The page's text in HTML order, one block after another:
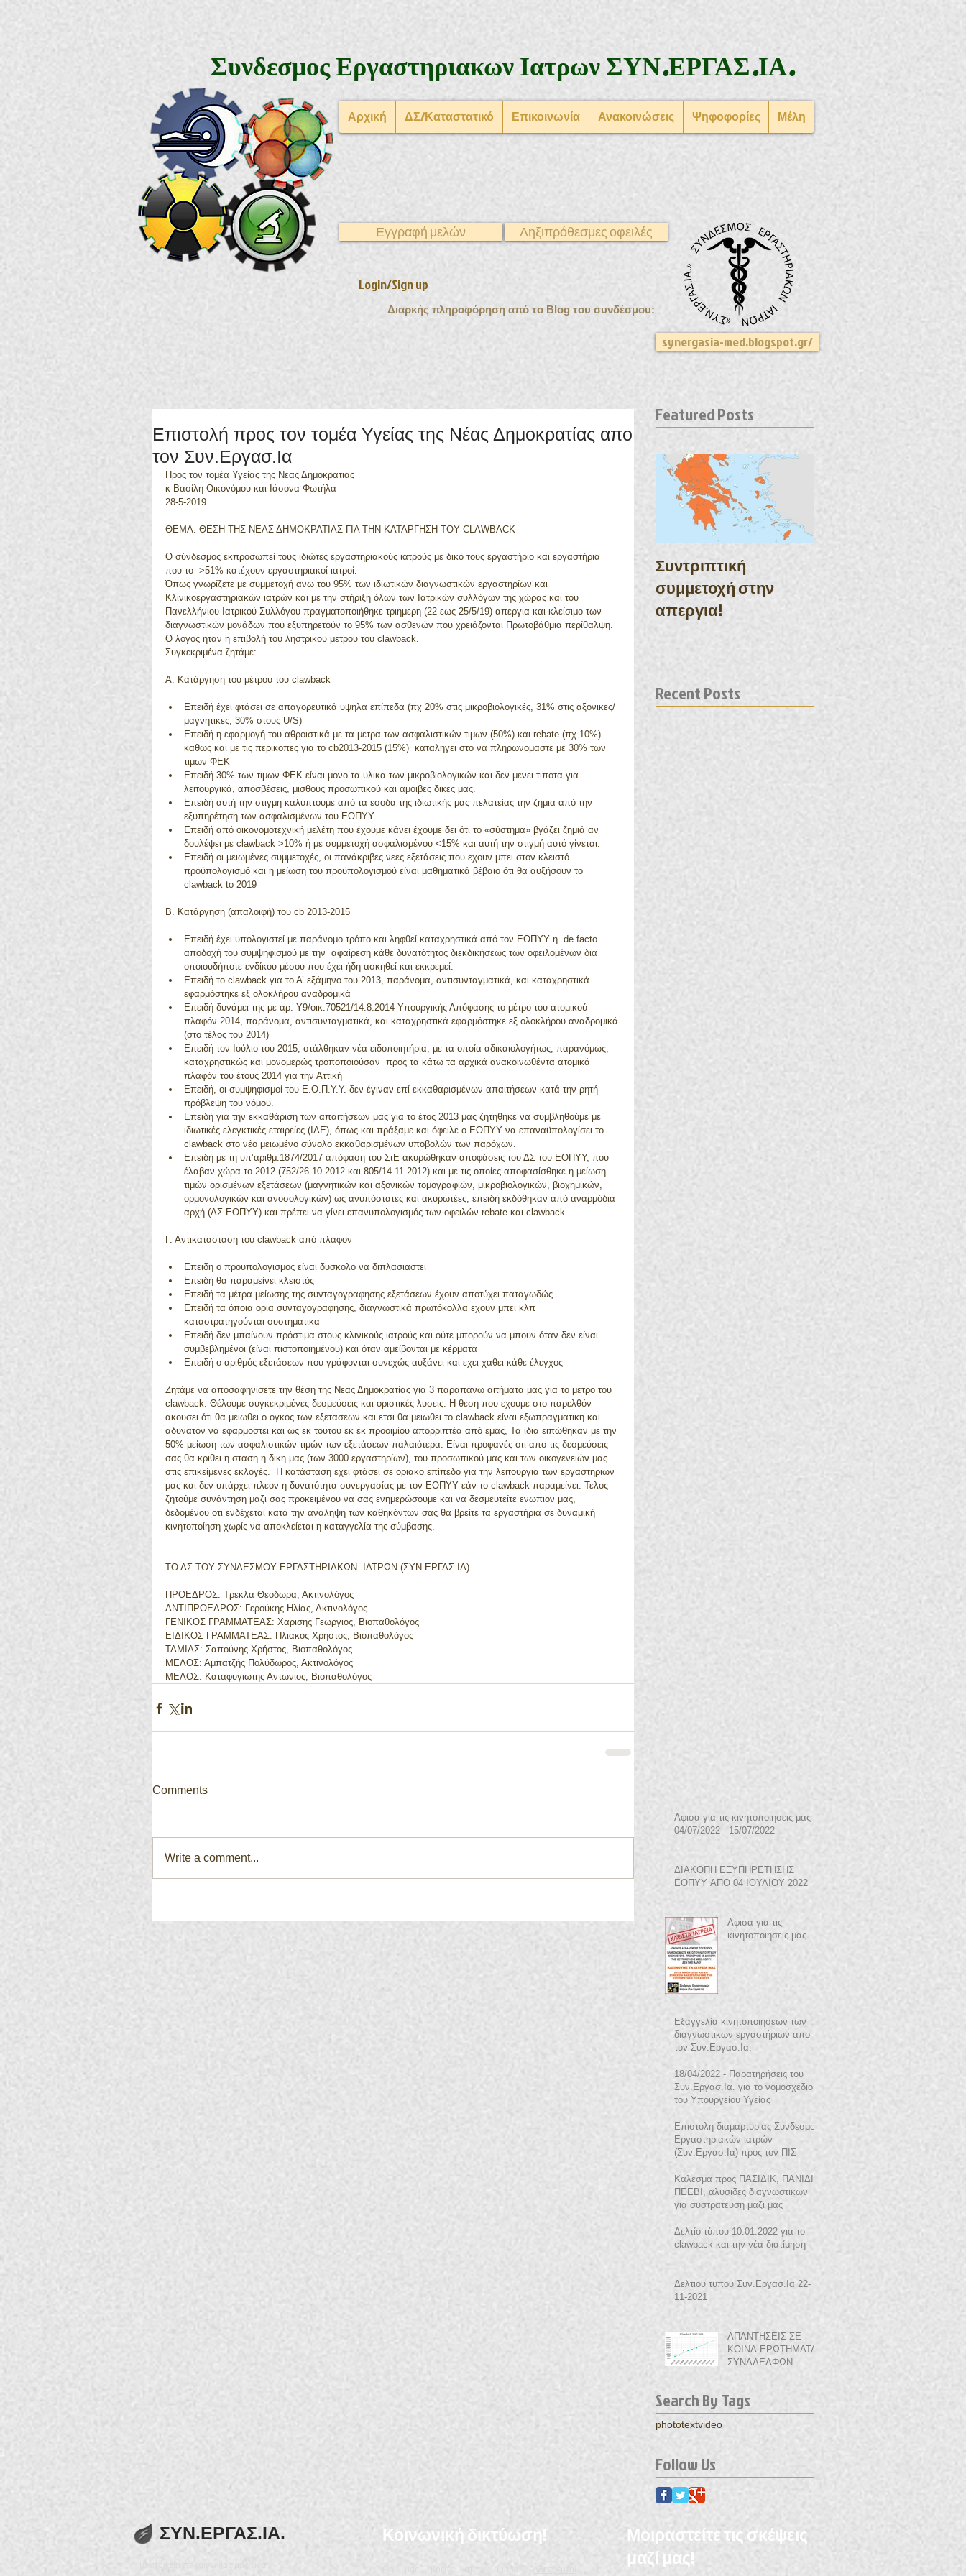
Συνδεσμος Εργαστηριακων ΙατρωνΣΥΝ.ΕΡΓΑΣ.ΙΑ.
Αρχική ΔΣ/Καταστατικό Επικοινωνία Ανακοινώσεις Ψηφοφορίες Μέλη
Διαρκής πληροφόρηση από το Blog του συνδέσμου:
Login/Sign up
Εγγραφή μελών Ληξιπρόθεσμες οφειλές
synergasia-med.blogspot.gr/
Επιστολή προς τον τομέα Υγείας της Νέας Δημοκρατίας απο
τον Συν.Εργασ.Ια
Προς τον τομέα Υγείας της Νεας Δημοκρατιας
κ Βασίλη Οικονόμου και Ιάσονα Φωτήλα
28-5-2019
ΘΕΜΑ: ΘΕΣΗ ΤΗΣ ΝΕΑΣ ΔΗΜΟΚΡΑΤΙΑΣ ΓΙΑ ΤΗΝ ΚΑΤΑΡΓΗΣΗ ΤΟΥ CLAWBACK
Ο σύνδεσμος εκπροσωπεί τους ιδιώτες εργαστηριακούς ιατρούς με δικό τους εργαστήριο και εργαστήρια
που το  >51% κατέχουν εργαστηριακοί ιατροί.
Όπως γνωρίζετε με συμμετοχή ανω του 95% των ιδιωτικών διαγνωστικών εργαστηρίων και
Κλινικοεργαστηριακών ιατρών και με την στήριξη όλων των Ιατρικών συλλόγων της χώρας και του
Πανελλήνιου Ιατρικού Συλλόγου πραγματοποιήθηκε τριημερη (22 εως 25/5/19) απεργια και κλείσιμο των
διαγνωστικών μονάδων που εξυπηρετούν το 95% των ασθενών που χρειάζονται Πρωτοβάθμια περίθαλψη.
Ο λογος ηταν η επιβολή του ληστρικου μετρου του clawback.
Συγκεκριμένα ζητάμε:
Α. Κατάργηση του μέτρου του clawback
Επειδή έχει φτάσει σε απαγορευτικά υψηλα επίπεδα (πχ 20% στις μικροβιολογικές, 31% στις αξονικες/
μαγνητικες, 30% στους U/S)
Επειδή η εφαρμογή του αθροιστικά με τα μετρα των ασφαλιστικών τιμων (50%) και rebate (πχ 10%)
καθως και με τις περικοπες για το cb2013-2015 (15%)  καταληγει στο να πληρωνομαστε με 30% των
τιμων ΦΕΚ
Επειδή 30% των τιμων ΦΕΚ είναι μονο τα υλικα των μικροβιολογικών και δεν μενει τιποτα για
λειτουργικά, αποσβέσεις, μισθους προσωπικού και αμοιβες δικες μας.
Επειδή αυτή την στιγμη καλύπτουμε από τα εσοδα της ιδιωτικής μας πελατείας την ζημια από την
εξυπηρέτηση των ασφαλισμένων του ΕΟΠΥΥ
Επειδή από οικονομοτεχνική μελέτη που έχουμε κάνει έχουμε δει ότι το «σύστημα» βγάζει ζημιά αν
δουλέψει με clawback >10% ή με συμμετοχή ασφαλισμένου <15% και αυτή την στιγμή αυτό γίνεται.
Επειδή οι μειωμένες συμμετοχές, οι πανάκριβες νεες εξετάσεις που εχουν μπει στον κλειστό
προϋπολογισμό και η μείωση του προϋπολογισμού είναι μαθηματικά βέβαιο ότι θα αυξήσουν το
clawback to 2019
Β. Κατάργηση (απαλοιφή) του cb 2013-2015
Επειδή έχει υπολογιστεί με παράνομο τρόπο και ληφθεί καταχρηστικά από τον ΕΟΠΥΥ η  de facto
αποδοχή του συμψηφισμού με την  αφαίρεση κάθε δυνατότητος διεκδικήσεως των οφειλομένων δια
οποιουδήποτε ενδίκου μέσου που έχει ήδη ασκηθεί και εκκρεμεί.
Επειδή το clawback για το Α’ εξάμηνο του 2013, παράνομα, αντισυνταγματικά, και καταχρηστικά
εφαρμόστηκε εξ ολοκλήρου αναδρομικά
Επειδή δυνάμει της με αρ. Υ9/οικ.70521/14.8.2014 Υπουργικής Απόφασης το μέτρο του ατομικού
πλαφόν 2014, παράνομα, αντισυνταγματικά, και καταχρηστικά εφαρμόστηκε εξ ολοκλήρου αναδρομικά
(στο τέλος του 2014)
Επειδή τον Ιούλιο του 2015, στάλθηκαν νέα ειδοποιητήρια, με τα οποία αδικαιολογήτως, παρανόμως,
καταχρηστικώς και μονομερώς τροποποιούσαν  προς τα κάτω τα αρχικά ανακοινωθέντα ατομικά
πλαφόν του έτους 2014 για την Αττική
Επειδή, οι συμψηφισμοί του Ε.Ο.Π.Υ.Υ. δεν έγιναν επί εκκαθαρισμένων απαιτήσεων κατά την ρητή
πρόβλεψη του νόμου.
Επειδή για την εκκαθάριση των απαιτήσεων μας για το έτος 2013 μας ζητηθηκε να συμβληθούμε με
ιδιωτικές ελεγκτικές εταιρείες (ΙΔΕ), όπως και πράξαμε και όφειλε ο ΕΟΠΥΥ να επαναϋπολογίσει το
clawback στο νέο μειωμένο σύνολο εκκαθαρισμένων υποβολών των παρόχων.
Επειδή με τη υπ’αριθμ.1874/2017 απόφαση του ΣτΕ ακυρώθηκαν αποφάσεις του ΔΣ του ΕΟΠΥΥ, που
έλαβαν χώρα το 2012 (752/26.10.2012 και 805/14.11.2012) και με τις οποίες αποφασίσθηκε η μείωση
τιμών ορισμένων εξετάσεων (μαγνητικών και αξονικών τομογραφιών, μικροβιολογικών, βιοχημικών,
ορμονολογικών και ανοσολογικών) ως ανυπόστατες και ακυρωτέες, επειδή εκδόθηκαν από αναρμόδια
αρχή (ΔΣ ΕΟΠΥΥ) και πρέπει να γίνει επανυπολογισμός των οφειλών rebate και clawback
Γ. Αντικατασταση του clawback από πλαφον
Επειδη ο προυπολογισμος είναι δυσκολο να διπλασιαστει
Επειδή θα παραμείνει κλειστός
Επειδή τα μέτρα μείωσης της συνταγογραφησης εξετάσεων έχουν αποτύχει παταγωδώς
Επειδή τα όποια ορια συνταγογραφησης, διαγνωστικά πρωτόκολλα εχουν μπει κλπ
καταστρατηγούνται συστηματικα
Επειδή δεν μπαίνουν πρόστιμα στους κλινικούς ιατρούς και ούτε μπορούν να μπουν όταν δεν είναι
συμβεβλημένοι (είναι πιστοποιημένου) και όταν αμείβονται με κέρματα
Επειδή ο αριθμός εξετάσεων που γράφονται συνεχώς αυξάνει και εχει χαθει κάθε έλεγχος
Ζητάμε να αποσαφηνίσετε την θέση της Νεας Δημοκρατίας για 3 παραπάνω αιτήματα μας για το μετρο του
clawback. Θέλουμε συγκεκριμένες δεσμεύσεις και οριστικές λυσεις. Η θεση που εχουμε στο παρελθόν
ακουσει ότι θα μειωθει ο ογκος των εξετασεων και ετσι θα μειωθει το clawback είναι εξωπραγματικη και
αδυνατον να εφαρμοστει και ως εκ τουτου εκ εκ προοιμίου απορριπτέα από εμάς, Τα ίδια ειπώθηκαν με την
50% μείωση των ασφαλιστικών τιμών των εξετάσεων παλαιότερα. Είναι προφανές οτι απο τις δεσμεύσεις
σας θα κριθει η σταση η δικη μας (των 3000 εργαστηρίων), του προσωπικού μας και των οικογενειών μας
στις επικείμενες εκλογές.  Η κατάσταση εχει φτάσει σε οριακο επίπεδο για την λειτουργια των εργαστηριων
μας και δεν υπάρχει πλεον η δυνατότητα συνεργασίας με τον ΕΟΠΥΥ εάν το clawback παραμείνει. Τελος
ζητούμε συνάντηση μαζι σας προκειμένου να σας ενημερώσουμε και να δεσμευτείτε ενωπιον μας,
δεδομένου οτι ενδέχεται κατά την ανάληψη των καθηκόντων σας θα βρείτε τα εργαστήρια σε δυναμική
κινητοποίηση χωρίς να αποκλείεται η καταγγελία της σύμβασης.
ΤΟ ΔΣ ΤΟΥ ΣΥΝΔΕΣΜΟΥ ΕΡΓΑΣΤΗΡΙΑΚΩΝ  ΙΑΤΡΩΝ (ΣΥΝ-ΕΡΓΑΣ-ΙΑ)
ΠΡΟΕΔΡΟΣ: Τρεκλα Θεοδωρα, Ακτινολόγος
ΑΝΤΙΠΡΟΕΔΡΟΣ: Γερούκης Ηλίας, Ακτινολόγος
ΓΕΝΙΚΟΣ ΓΡΑΜΜΑΤΕΑΣ: Χαρισης Γεωργιος, Βιοπαθολόγος
ΕΙΔΙΚΟΣ ΓΡΑΜΜΑΤΕΑΣ: Πλιακος Χρηστος, Βιοπαθολόγος
ΤΑΜΙΑΣ: Σαπούνης Χρήστος, Βιοπαθολόγος
ΜΕΛΟΣ: Αμπατζής Πολύδωρος, Ακτινολόγος
ΜΕΛΟΣ: Καταφυγιωτης Αντωνιος, Βιοπαθολόγος
Comments
Write a comment...
Featured Posts
Συντριπτική
συμμετοχή στην
απεργια!
Recent Posts
Αφισα για τις κινητοποιησεις μας
04/07/2022 - 15/07/2022
ΔΙΑΚΟΠΗ ΕΞΥΠΗΡΕΤΗΣΗΣ
ΕΟΠΥΥ ΑΠΟ 04 ΙΟΥΛΙΟΥ 2022
Αφισα για τις
κινητοποιησεις μας
Εξαγγελία κινητοποιήσεων των
διαγνωστικων εργαστήριων απο
τον Συν.Εργασ.Ια.
18/04/2022 - Παρατηρήσεις του
Συν.Εργασ.Ια. για το νομοσχέδιο
του Υπουργείου Υγείας
Επιστολη διαμαρτυριας Συνδεσμου
Εργαστηριακών ιατρών
(Συν.Εργασ.Ια) προς τον ΠΙΣ
Καλεσμα προς ΠΑΣΙΔΙΚ, ΠΑΝΙΔΙ,
ΠΕΕΒΙ, αλυσιδες διαγνωστικων
για συστρατευση μαζι μας
Δελτίο τύπου 10.01.2022 για το
clawback και την νέα διατίμηση
Δελτιου τυπου Συν.Εργασ.Ια 22-
11-2021
ΑΠΑΝΤΗΣΕΙΣ ΣΕ
ΚΟΙΝΑ ΕΡΩΤΗΜΑΤΑ
ΣΥΝΑΔΕΛΦΩΝ
Search By Tags
phototextvideo
Follow Us
ΣΥΝ.ΕΡΓΑΣ.ΙΑ. Κοινωνική δικτύωση!
Μοιραστείτε τις σκέψεις
μαζί μας!